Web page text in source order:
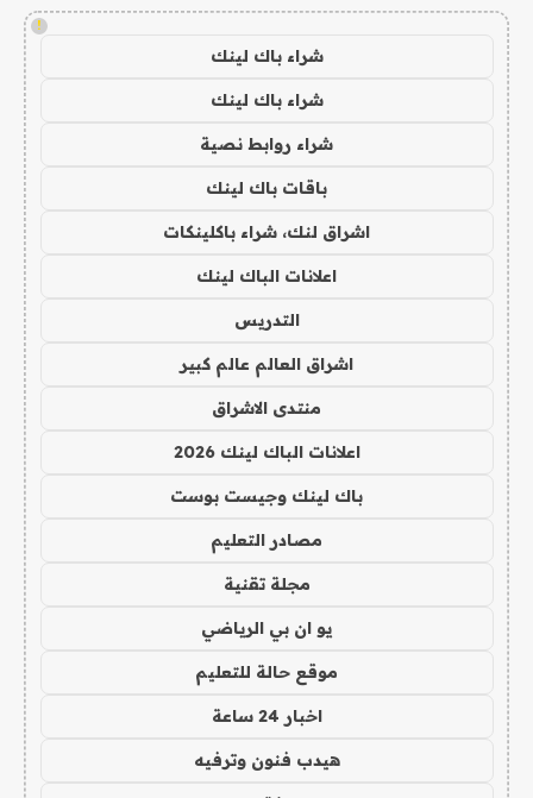
!
شراء باك لينك
شراء باك لينك
شراء روابط نصية
باقات باك لينك
اشراق لنك، شراء باكلينكات
اعلانات الباك لينك
التدريس
اشراق العالم عالم كبير
منتدى الاشراق
اعلانات الباك لينك 2026
باك لينك وجيست بوست
مصادر التعليم
مجلة تقنية
يو ان بي الرياضي
موقع حالة للتعليم
اخبار 24 ساعة
هيدب فنون وترفيه